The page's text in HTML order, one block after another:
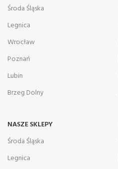
Środa Śląska
Legnica
Wrocław
Poznań
Lubin
Brzeg Dolny
NASZE SKLEPY
Środa Śląska
Legnica